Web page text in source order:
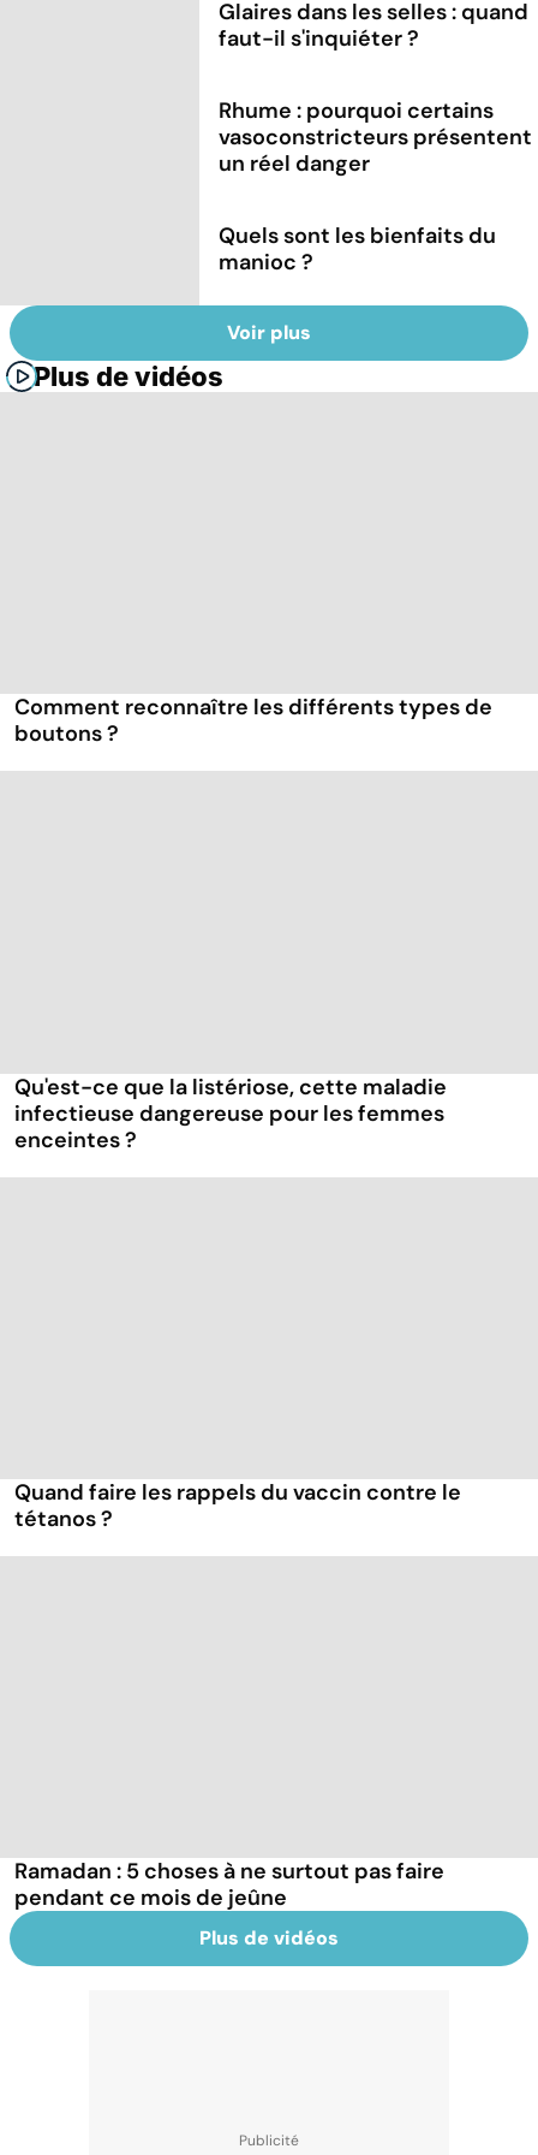
Glaires dans les selles : quand
faut-il s'inquiéter ?
Rhume : pourquoi certains
vasoconstricteurs présentent
un réel danger
Quels sont les bienfaits du
manioc ?
Voir plus
Plus de vidéos
Comment reconnaître les différents types de
boutons ?
Qu'est-ce que la listériose, cette maladie
infectieuse dangereuse pour les femmes
enceintes ?
Quand faire les rappels du vaccin contre le
tétanos ?
Ramadan : 5 choses à ne surtout pas faire
pendant ce mois de jeûne
Plus de vidéos